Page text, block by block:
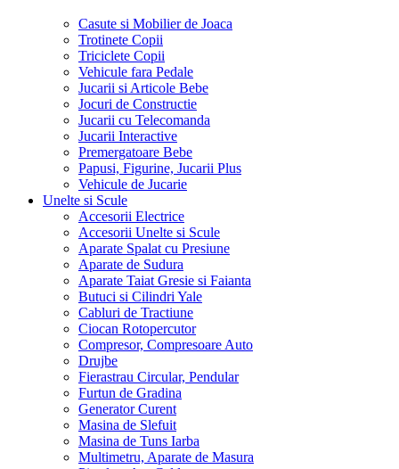
Casute si Mobilier de Joaca
Trotinete Copii
Triciclete Copii
Vehicule fara Pedale
Jucarii si Articole Bebe
Jocuri de Constructie
Jucarii cu Telecomanda
Jucarii Interactive
Premergatoare Bebe
Papusi, Figurine, Jucarii Plus
Vehicule de Jucarie
Unelte si Scule
Accesorii Electrice
Accesorii Unelte si Scule
Aparate Spalat cu Presiune
Aparate de Sudura
Aparate Taiat Gresie si Faianta
Butuci si Cilindri Yale
Cabluri de Tractiune
Ciocan Rotopercutor
Compresor, Compresoare Auto
Drujbe
Fierastrau Circular, Pendular
Furtun de Gradina
Generator Curent
Masina de Slefuit
Masina de Tuns Iarba
Multimetru, Aparate de Masura